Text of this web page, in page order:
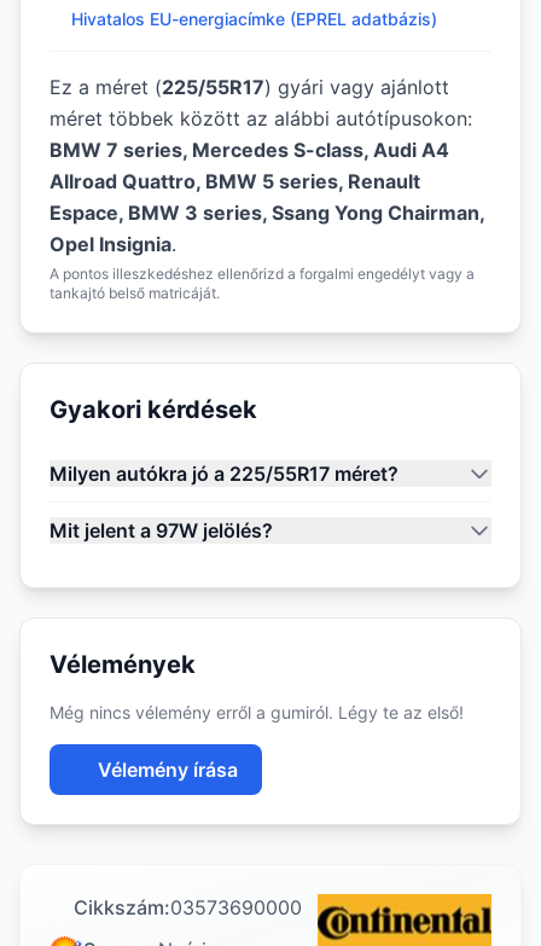
Hivatalos EU-energiacímke (EPREL adatbázis)
Ez a méret (225/55R17) gyári vagy ajánlott
méret többek között az alábbi autótípusokon:
BMW 7 series, Mercedes S-class, Audi A4
Allroad Quattro, BMW 5 series, Renault
Espace, BMW 3 series, Ssang Yong Chairman,
Opel Insignia.
A pontos illeszkedéshez ellenőrizd a forgalmi engedélyt vagy a
tankajtó belső matricáját.
Gyakori kérdések
Milyen autókra jó a 225/55R17 méret?
Mit jelent a 97W jelölés?
Vélemények
Még nincs vélemény erről a gumiról. Légy te az első!
Vélemény írása
Cikkszám:03573690000